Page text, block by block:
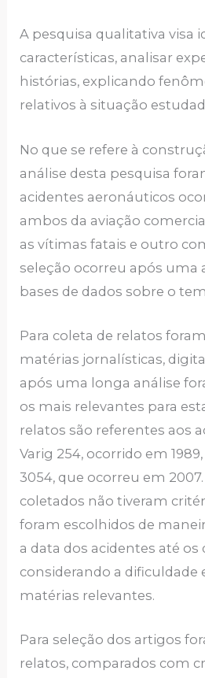
A pesquisa qualitativa visa
características, analisar
histórias, explicando
relativos à situação
No que se refere à
análise desta pesquisa
acidentes aeronáuticos
ambos da aviação
as vítimas fatais e outro
seleção ocorreu após uma
bases de dados sobre o
Para coleta de relatos
matérias jornalísticas,
após uma longa análise
os mais relevantes para
relatos são referentes aos
Varig 254, ocorrido em
3054, que ocorreu em
coletados não tiveram
foram escolhidos de
a data dos acidentes até os
considerando a dificuldade
matérias relevantes.
Para seleção dos artigos
relatos, comparados com